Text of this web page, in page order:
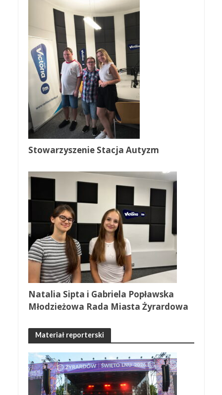
Stowarzyszenie Stacja Autyzm
Natalia Sipta i Gabriela Popławska
Młodzieżowa Rada Miasta Żyrardowa
Materiał reporterski